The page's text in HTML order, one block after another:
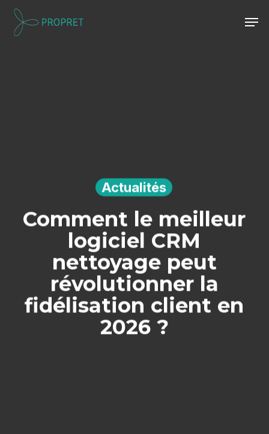
Skip
Actualités
Comment le meilleur
logiciel CRM
nettoyage peut
révolutionner la
fidélisation client en
2026 ?